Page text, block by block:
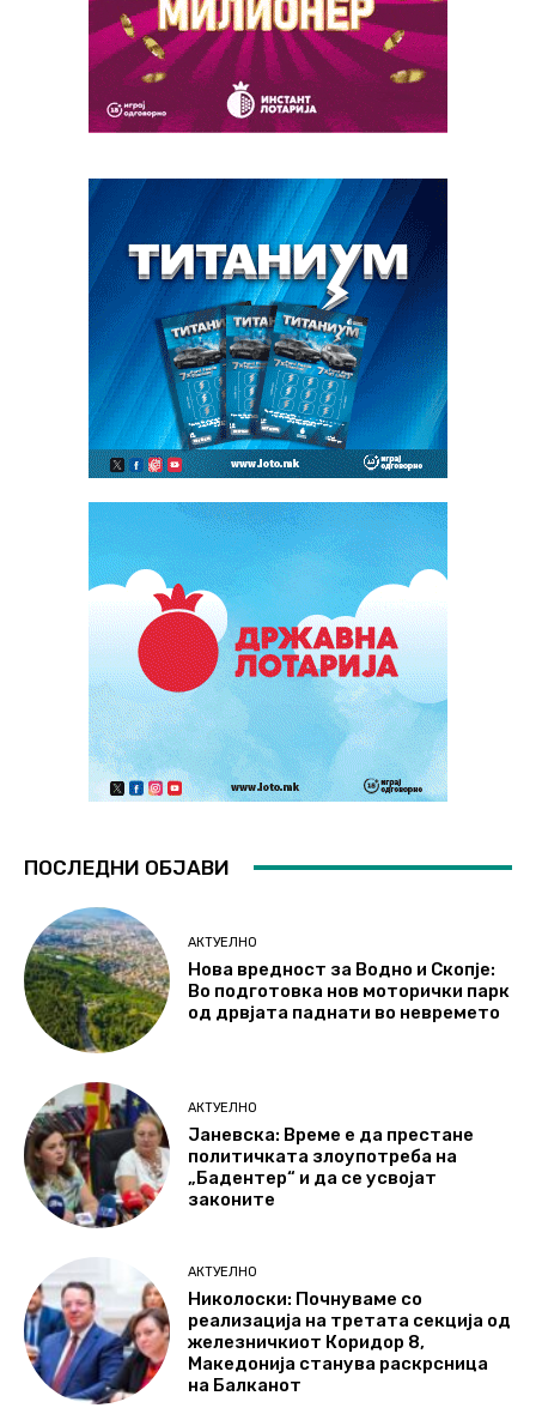
ПОСЛЕДНИ ОБЈАВИ
АКТУЕЛНО
Нова вредност за Водно и Скопје:
Во подготовка нов моторички парк
од дрвјата паднати во невремето
АКТУЕЛНО
Јаневска: Време е да престане
политичката злоупотреба на
„Бадентер“ и да се усвојат
законите
АКТУЕЛНО
Николоски: Почнуваме со
реализација на третата секција од
железничкиот Коридор 8,
Македонија станува раскрсница
на Балканот